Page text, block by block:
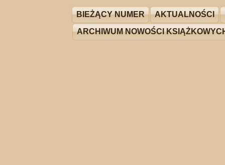
BIEŻĄCY NUMER AKTUALNOŚCI
ARCHIWUM NOWOŚCI